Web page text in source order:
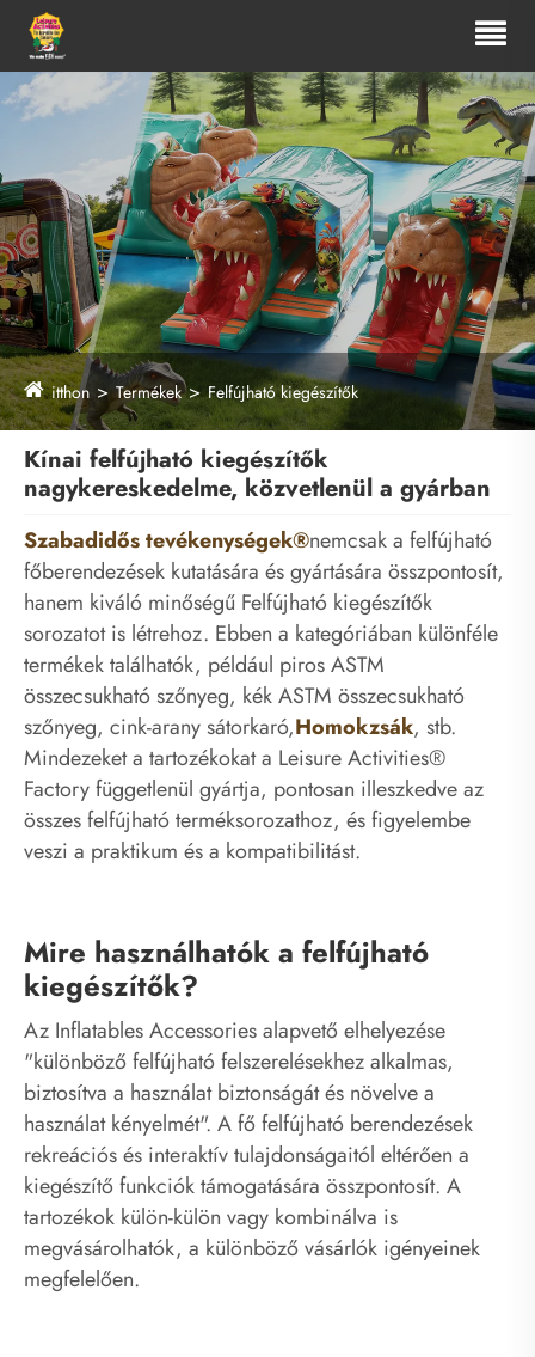
itthon Termékek Felfújható kiegészítők
Kínai felfújható kiegészítők
nagykereskedelme, közvetlenül a gyárban
Szabadidős tevékenységek®nemcsak a felfújható
főberendezések kutatására és gyártására összpontosít,
hanem kiváló minőségű Felfújható kiegészítők
sorozatot is létrehoz. Ebben a kategóriában különféle
termékek találhatók, például piros ASTM
összecsukható szőnyeg, kék ASTM összecsukható
szőnyeg, cink-arany sátorkaró,Homokzsák, stb.
Mindezeket a tartozékokat a Leisure Activities®
Factory függetlenül gyártja, pontosan illeszkedve az
összes felfújható terméksorozathoz, és figyelembe
veszi a praktikum és a kompatibilitást.
Mire használhatók a felfújható
kiegészítők?
Az Inflatables Accessories alapvető elhelyezése
"különböző felfújható felszerelésekhez alkalmas,
biztosítva a használat biztonságát és növelve a
használat kényelmét". A fő felfújható berendezések
rekreációs és interaktív tulajdonságaitól eltérően a
kiegészítő funkciók támogatására összpontosít. A
tartozékok külön-külön vagy kombinálva is
megvásárolhatók, a különböző vásárlók igényeinek
megfelelően.